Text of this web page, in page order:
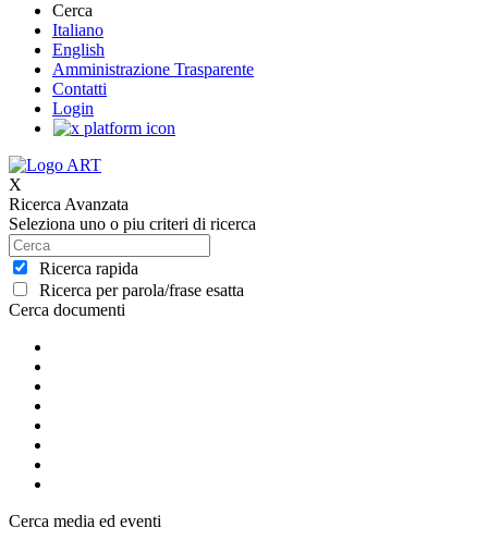
Cerca
Italiano
English
Amministrazione Trasparente
Contatti
Login
X
Ricerca Avanzata
Seleziona uno o piu criteri di ricerca
Ricerca rapida
Ricerca per parola/frase esatta
Cerca documenti
Cerca media ed eventi